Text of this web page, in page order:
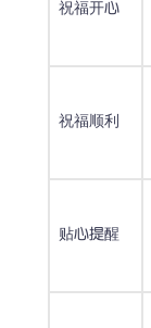
祝福开心
祝福顺利
贴心提醒